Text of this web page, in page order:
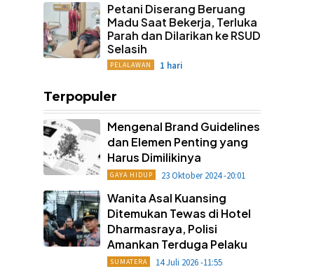
Petani Diserang Beruang
Madu Saat Bekerja, Terluka
Parah dan Dilarikan ke RSUD
Selasih
PELALAWAN 1 hari
Terpopuler
Mengenal Brand Guidelines
dan Elemen Penting yang
Harus Dimilikinya
GAYA HIDUP 23 Oktober 2024 -20:01
Wanita Asal Kuansing
Ditemukan Tewas di Hotel
Dharmasraya, Polisi
Amankan Terduga Pelaku
SUMATERA 14 Juli 2026 -11:55